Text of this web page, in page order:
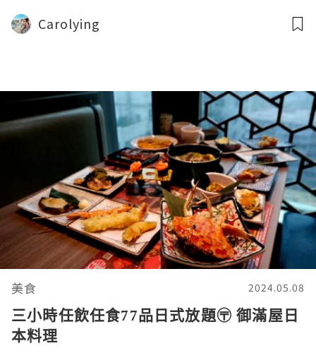
Carolying
美食 2024.05.08
三小時任飲任食77品日式放題〶 御滿屋日
本料理